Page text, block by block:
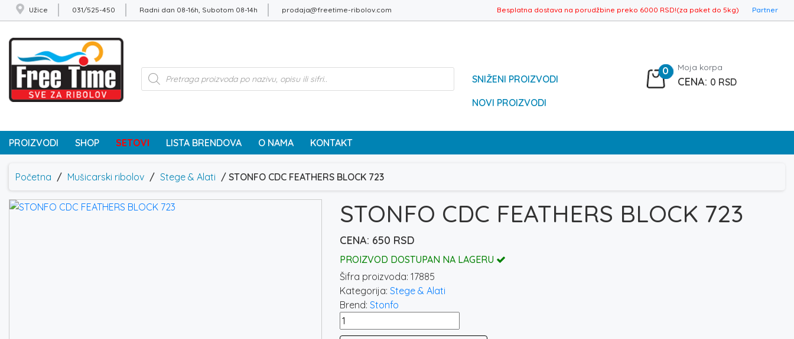
Užice 031/525-450 Radni dan 08-16h, Subotom 08-14h prodaja@freetime-ribolov.com Besplatna dostava na porudžbine preko 6000 RSD!(za paket do 5kg) Partner
Products
search
SNIŽENI PROIZVODI
NOVI PROIZVODI
0 Moja korpa
0 RSD
PROIZVODI SHOP SETOVI LISTA BRENDOVA O NAMA KONTAKT
Početna / Mušicarski ribolov / Stege & Alati / STONFO CDC FEATHERS BLOCK 723
STONFO CDC FEATHERS BLOCK 723
650 RSD
PROIZVOD DOSTUPAN NA LAGERU
Šifra proizvoda: 17885
Kategorija: Stege & Alati
Brend: Stonfo
STONFO
CDC